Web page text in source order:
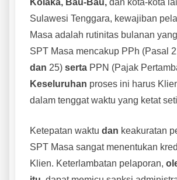
Sulawesi Tenggara, kewajiban
Masa adalah rutinitas bulanan
SPT Masa mencakup PPh (Pasal
dan 25) serta PPN (Pajak
Keseluruhan proses ini harus
dalam tenggat waktu yang ketat
Ketepatan waktu dan keakuratan
SPT Masa sangat menentukan
Klien. Keterlambatan pelaporan,